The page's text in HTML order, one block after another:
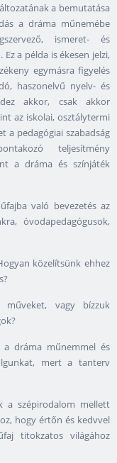
a bemutatása
a dráma műnemébe
ismeret- és
a példa is ékesen jelzi,
egymásra figyelés
haszonelvű nyelv- és
akkor, csak akkor
az iskolai, osztálytermi
a pedagógiai szabadság
teljesítmény
a dráma és színjáték
való bevezetés az
óvodapedagógusok,
közelítsünk ehhez
műveket, vagy bízzuk
a dráma műnemmel és
mert a tanterv
a szépirodalom mellett
hogy értőn és kedvvel
titokzatos világához